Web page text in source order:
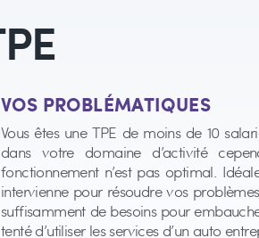
TPE
VOS PROBLÉMATIQUES
Vous êtes une TPE de moins de 10
dans votre domaine d’activité
fonctionnement n’est pas optimal.
intervienne pour résoudre vos
suffisamment de besoins pour
tenté d’utiliser les services d’un auto